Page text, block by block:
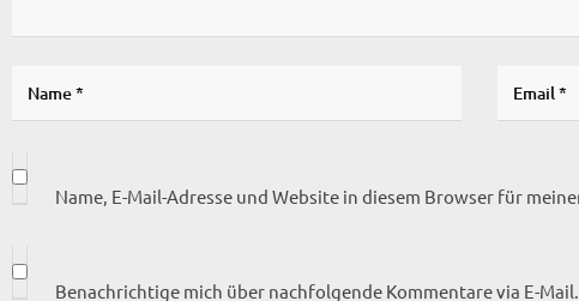
Name, E-Mail-Adresse und Website in diesem Browser für
Benachrichtige mich über nachfolgende Kommentare via E-Mail.